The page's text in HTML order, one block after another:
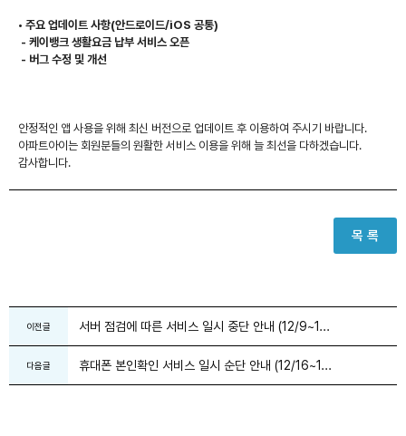
• 주요 업데이트 사항(안드로이드/iOS 공통)
- 케이뱅크 생활요금 납부 서비스 오픈
- 버그 수정 및 개선
안정적인 앱 사용을 위해 최신 버전으로 업데이트 후 이용하여 주시기 바랍니다.
아파트아이는 회원분들의 원활한 서비스 이용을 위해 늘 최선을 다하겠습니다.
감사합니다.
목 록
이전글 서버 점검에 따른 서비스 일시 중단 안내 (12/9~1...
다음글 휴대폰 본인확인 서비스 일시 순단 안내 (12/16~1...